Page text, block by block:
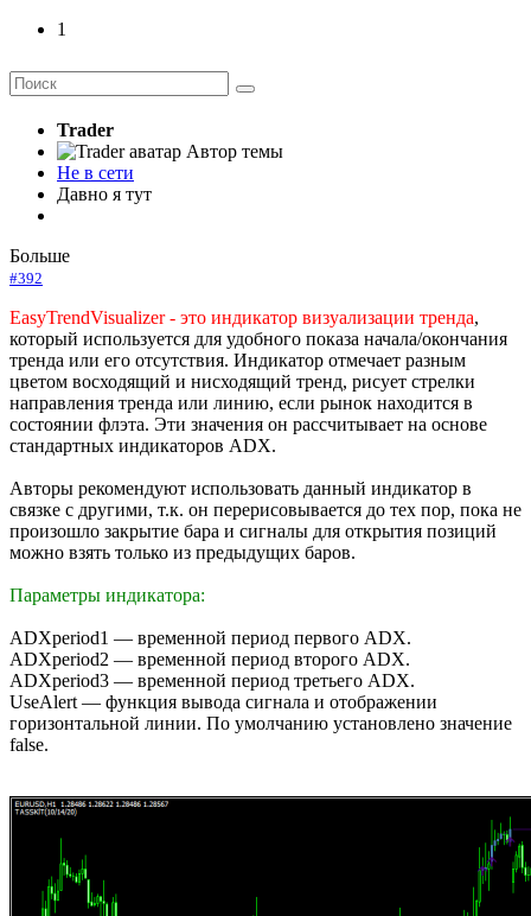
1
Trader
Автор темы
Не в сети
Давно я тут
Больше
#392
EasyTrendVisualizer - это индикатор визуализации тренда,
который используется для удобного показа начала/окончания
тренда или его отсутствия. Индикатор отмечает разным
цветом восходящий и нисходящий тренд, рисует стрелки
направления тренда или линию, если рынок находится в
состоянии флэта. Эти значения он рассчитывает на основе
стандартных индикаторов ADX.
Авторы рекомендуют использовать данный индикатор в
связке с другими, т.к. он перерисовывается до тех пор, пока не
произошло закрытие бара и сигналы для открытия позиций
можно взять только из предыдущих баров.
Параметры индикатора:
ADXperiod1 — временной период первого ADX.
ADXperiod2 — временной период второго ADX.
ADXperiod3 — временной период третьего ADX.
UseAlert — функция вывода сигнала и отображении
горизонтальной линии. По умолчанию установлено значение
false.